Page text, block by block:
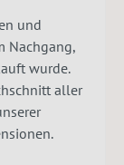
und
Nachgang,
wurde.
aller